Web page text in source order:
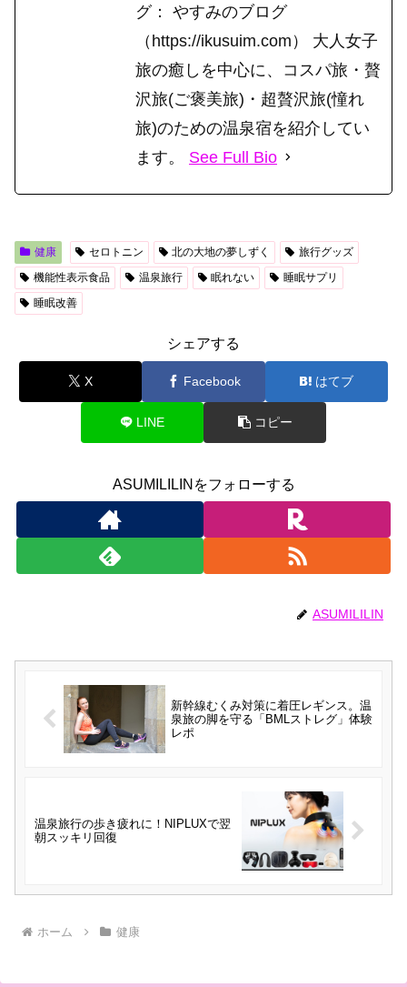
グ： やすみのブログ
（https://ikusuim.com） 大人女子
旅の癒しを中心に、コスパ旅・贅
沢旅(ご褒美旅)・超贅沢旅(憧れ
旅)のための温泉宿を紹介してい
ます。 See Full Bio
健康 セロトニン 北の大地の夢しずく
旅行グッズ
機能性表示食品
温泉旅行 眠れない
睡眠サプリ
睡眠改善
シェアする
X Facebook はてブ
LINE コピー
ASUMILILINをフォローする
ASUMILILIN
新幹線むくみ対策に着圧レギンス。温
泉旅の脚を守る「BMLストレグ」体験
レポ
温泉旅行の歩き疲れに！NIPLUXで翌
朝スッキリ回復
ホーム 健康